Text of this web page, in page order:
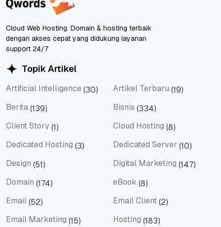
Cloud Web Hosting. Domain & hosting terbaik
dengan akses cepat yang didukung layanan
support 24/7
Topik Artikel
Artificial Intelligence (30) Artikel Terbaru (19)
Berita(139) Bisnis (334)
Client Story(1) Cloud Hosting (8)
Dedicated Hosting (3) Dedicated Server (10)
Design (51) Digital Marketing (147)
Domain (174) eBook (8)
Email(52) Email Client(2)
Email Marketing (15) Hosting (183)